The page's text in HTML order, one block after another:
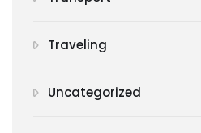
Traveling
Uncategorized